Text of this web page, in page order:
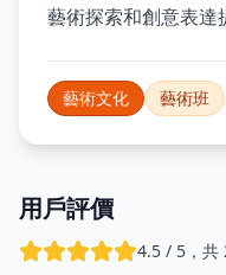
藝術探索和創意表達
藝術文化 藝術班
用戶評價
4.5 / 5，共